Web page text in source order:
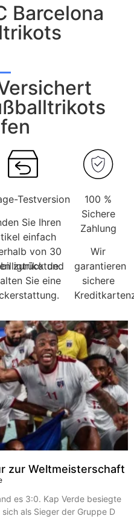
Barcelona
Testversion
Sie Ihren
einfach
von 30
zurück und
Sie eine
100 %
Sichere
Zahlung
Wir
garantieren
sichere
zur Weltmeisterschaft
es 3:0. Kap Verde besiegte
als Sieger der Gruppe D